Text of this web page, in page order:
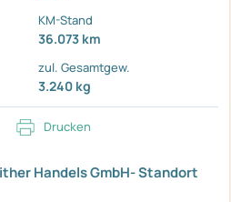
KM-Stand
36.073 km
zul. Gesamtgew.
3.240 kg
Drucken
Handels GmbH- Standort